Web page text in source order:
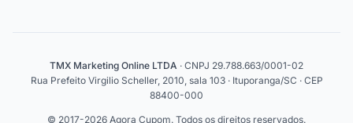
TMX Marketing Online LTDA · CNPJ 29.788.663/0001-02
Rua Prefeito Virgilio Scheller, 2010, sala 103 · Ituporanga/SC · CEP
88400-000
© 2017-2026 Agora Cupom. Todos os direitos reservados.